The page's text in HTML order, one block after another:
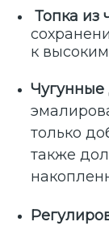
Топка из
к
только
также